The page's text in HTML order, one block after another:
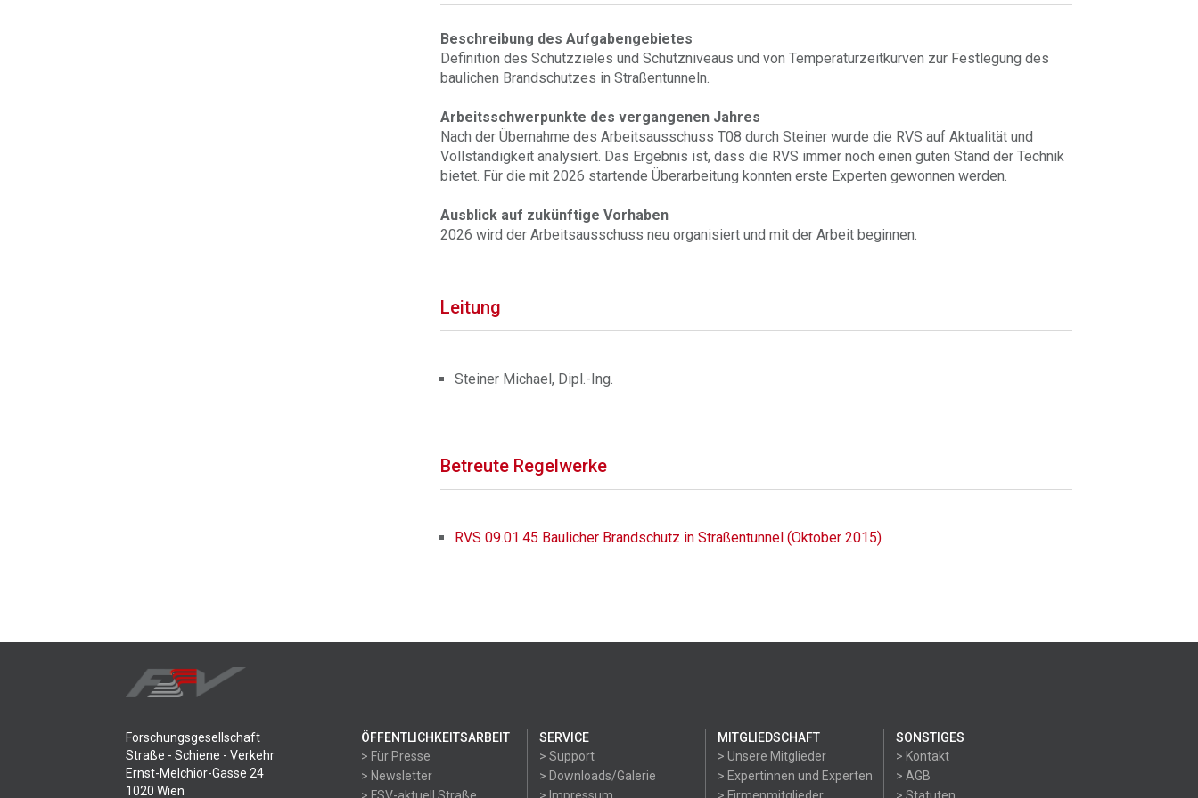
Beschreibung des Aufgabengebietes
Definition des Schutzzieles und Schutzniveaus und von Temperaturzeitkurven zur Festlegung des
baulichen Brandschutzes in Straßentunneln.
Arbeitsschwerpunkte des vergangenen Jahres
Nach der Übernahme des Arbeitsausschuss T08 durch Steiner wurde die RVS auf Aktualität und
Vollständigkeit analysiert. Das Ergebnis ist, dass die RVS immer noch einen guten Stand der Technik
bietet. Für die mit 2026 startende Überarbeitung konnten erste Experten gewonnen werden.
Ausblick auf zukünftige Vorhaben
2026 wird der Arbeitsausschuss neu organisiert und mit der Arbeit beginnen.
Leitung
Steiner Michael, Dipl.-Ing.
Betreute Regelwerke
RVS 09.01.45 Baulicher Brandschutz in Straßentunnel (Oktober 2015)
Forschungsgesellschaft
Straße - Schiene - Verkehr
Ernst-Melchior-Gasse 24
1020 Wien
ÖFFENTLICHKEITSARBEIT
> Für Presse
> Newsletter
SERVICE
> Support
> Downloads/Galerie
MITGLIEDSCHAFT
> Unsere Mitglieder
> Expertinnen und Experten
SONSTIGES
> Kontakt
> AGB